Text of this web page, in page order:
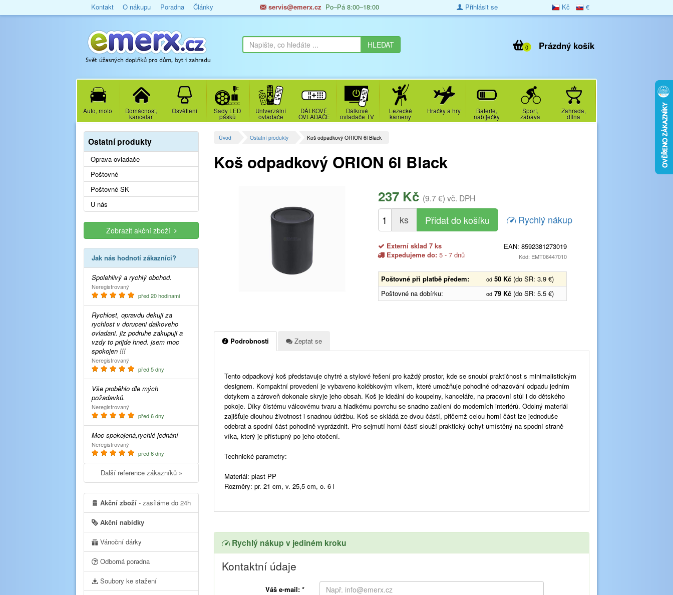
Kontakt O nákupu Poradna Články servis@emerx.cz Po–Pá 8:00–18:00 Kč €
Přihlásit se
Prázdný košík
0
Auto, moto Domácnost,
kancelář
Osvětlení Sady LED
pásků
Univerzální
ovladače
DÁLKOVÉ
OVLADAČE
Dálkové
ovladače TV
Lezecké
kameny
Hračky a hry Baterie,
nabíječky
Sport,
zábava
Zahrada,
dílna
Úvod Ostatní produkty Koš odpadkový ORION 6l Black
Koš odpadkový ORION 6l Black
237 Kč (9.7 €) vč. DPH
ks Rychlý nákup
Externí sklad 7 ks
Expedujeme do:5 - 7 dnů
EAN: 8592381273019
Kód: EMT06447010
Poštovné při platbě předem: od 50 Kč (do SR: 3.9 €)
Poštovné na dobírku:
od 79 Kč (do SR: 5.5 €)
Podrobnosti Zeptat se
Tento odpadkový koš představuje chytré a stylové řešení pro každý prostor, kde se snoubí praktičnost s minimalistickým
designem. Kompaktní provedení je vybaveno kolébkovým víkem, které umožňuje pohodlné odhazování odpadu jedním
dotykem a zároveň dokonale skryje jeho obsah. Koš je ideální do koupelny, kanceláře, na pracovní stůl i do dětského
pokoje. Díky čistému válcovému tvaru a hladkému povrchu se snadno začlení do moderních interiérů. Odolný materiál
zajišťuje dlouhou životnost i snadnou údržbu. Koš se skládá ze dvou částí, přičemž celou horní část lze jednoduše
odebrat a spodní část pohodlně vyprázdnit. Pro sejmutí horní části slouží praktický úchyt umístěný na spodní straně
víka, který je přístupný po jeho otočení.
Technické parametry:
Materiál: plast PP
Rozměry: pr. 21 cm, v. 25,5 cm, o. 6 l
Rychlý nákup v jediném kroku
Kontaktní údaje
Váš e-mail: *
Ostatní produkty
Oprava ovladače
Poštovné
Poštovné SK
U nás
Zobrazit akční zboží
Jak nás hodnotí zákazníci?
Spolehlivý a rychlý obchod.
Neregistrovaný
před 20 hodinami
Rychlost, opravdu dekuji za
rychlost v doruceni dalkoveho
ovladani. jiz podruhe zakupuji a
vzdy to prijde hned. jsem moc
spokojen !!!
Neregistrovaný
před 5 dny
Vše proběhlo dle mých
požadavků.
Neregistrovaný
před 6 dny
Moc spokojená,rychlé jednání
Neregistrovaný
před 6 dny
Další reference zákazníků »
Akční zboží - zasíláme do 24h
Akční nabídky
Vánoční dárky
Odborná poradna
Soubory ke stažení